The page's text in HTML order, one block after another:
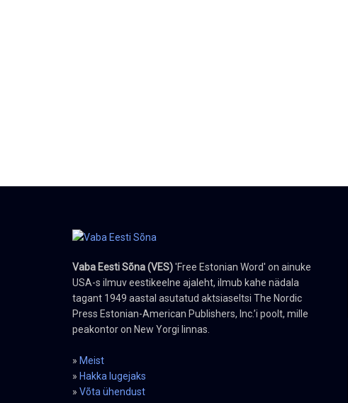
Vaba Eesti Sõna (VES)'Free Estonian Word' on ainuke
USA-s ilmuv eestikeelne ajaleht, ilmub kahe nädala
tagant 1949 aastal asutatud aktsiaseltsi The Nordic
Press Estonian-American Publishers, Inc.’i poolt, mille
peakontor on New Yorgi linnas.
» Meist
» Hakka lugejaks
» Võta ühendust